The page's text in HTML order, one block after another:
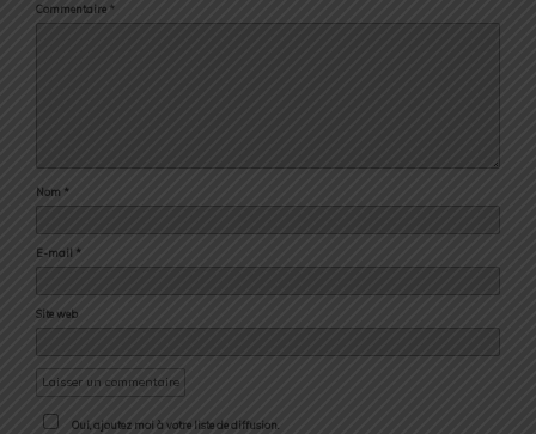
Commentaire *
Nom *
E-mail *
Site web
Oui, ajoutez moi à votre liste de diffusion.